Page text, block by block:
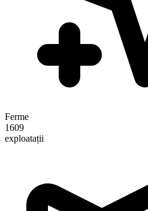
Ferme
1609
exploatații